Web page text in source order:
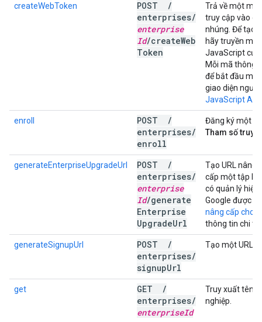
createWebToken POST
/
enterprises/
enterprise
Id/createWeb
Token
Trả về một mã
truy cập vào
nhúng. Để tạo
hãy truyền mã
JavaScript của
Mỗi mã thông
để bắt đầu
giao diện
JavaScript API
enroll POST
/
enterprises/
enroll
Đăng ký một
Tham số truy
generateEnterpriseUpgradeUrl POST
/
enterprises/
enterprise
Id/generate
Enterprise
UpgradeUrl
Tạo URL nâng
cấp một tập
có quản lý
Google được
nâng cấp cho
thông tin chi
generateSignupUrl POST
/
enterprises/
signupUrl
Tạo một URL
get GET
/
enterprises/
enterpriseId
Truy xuất tên
nghiệp.